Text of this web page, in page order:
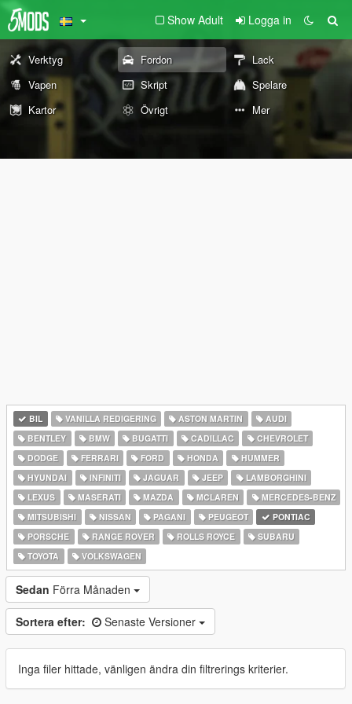
Show Adult Logga in
Verktyg Fordon
Lack
Vapen
Skript
Spelare
Kartor
Övrigt Mer
BIL VANILLA REDIGERING ASTON MARTIN
AUDI
BENTLEY
BMW BUGATTI CADILLAC
CHEVROLET
DODGE
FERRARI FORD HONDA
HUMMER
HYUNDAI
INFINITI JAGUAR JEEP
LAMBORGHINI
LEXUS
MASERATI MAZDA MCLAREN
MERCEDES-BENZ
MITSUBISHI
NISSAN PAGANI PEUGEOT
PONTIAC
PORSCHE
RANGE ROVER ROLLS ROYCE
SUBARU
TOYOTA
VOLKSWAGEN
Sedan Förra Månaden
Sortera efter: Senaste Versioner
Inga filer hittade, vänligen ändra din filtrerings kriterier.